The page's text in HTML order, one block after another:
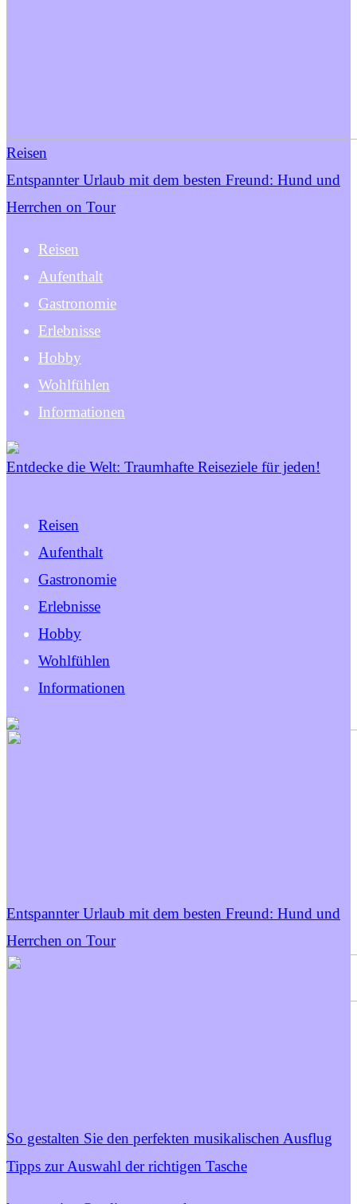
Reisen
Entspannter Urlaub mit dem besten Freund: Hund und
Herrchen on Tour
Reisen
Aufenthalt
Gastronomie
Erlebnisse
Hobby
Wohlfühlen
Informationen
Entdecke die Welt: Traumhafte Reiseziele für jeden!
Reisen
Aufenthalt
Gastronomie
Erlebnisse
Hobby
Wohlfühlen
Informationen
Entspannter Urlaub mit dem besten Freund: Hund und
Herrchen on Tour
So gestalten Sie den perfekten musikalischen Ausflug
Tipps zur Auswahl der richtigen Tasche